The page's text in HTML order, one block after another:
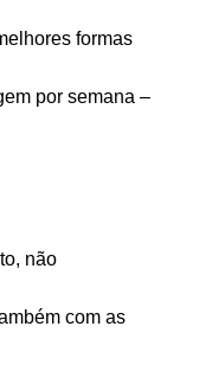
formas
por semana –
não
com as